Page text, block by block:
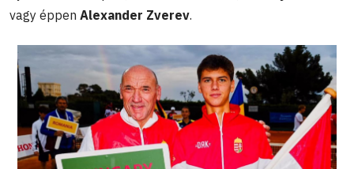
vagy éppen Alexander Zverev.